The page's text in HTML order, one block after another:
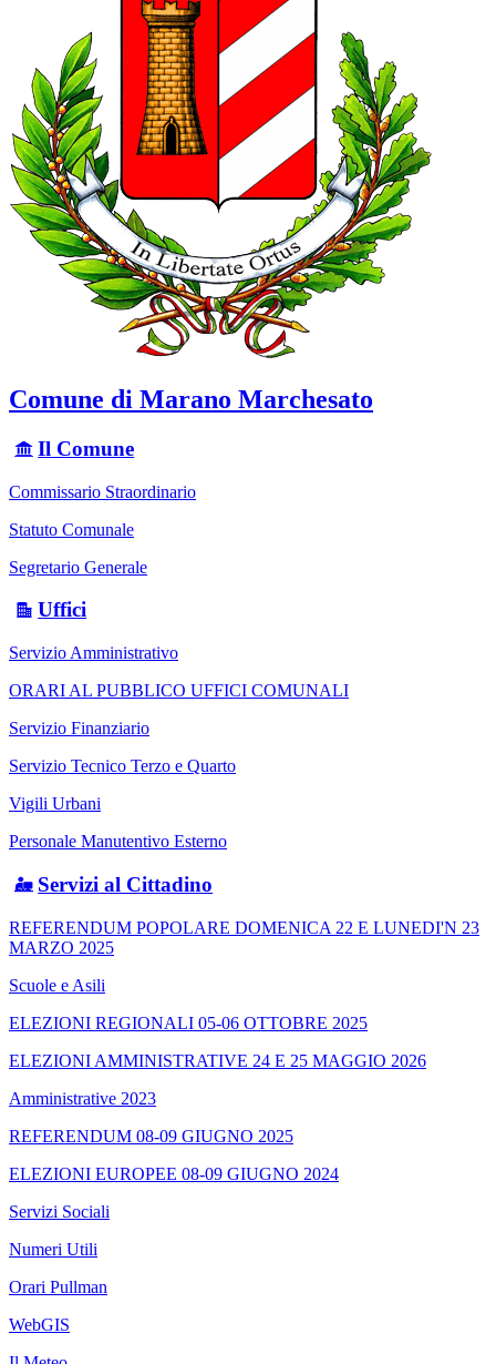
Comune di Marano Marchesato
Il Comune
Commissario Straordinario
Statuto Comunale
Segretario Generale
Uffici
Servizio Amministrativo
ORARI AL PUBBLICO UFFICI COMUNALI
Servizio Finanziario
Servizio Tecnico Terzo e Quarto
Vigili Urbani
Personale Manutentivo Esterno
Servizi al Cittadino
REFERENDUM POPOLARE DOMENICA 22 E LUNEDI'N 23
MARZO 2025
Scuole e Asili
ELEZIONI REGIONALI 05-06 OTTOBRE 2025
ELEZIONI AMMINISTRATIVE 24 E 25 MAGGIO 2026
Amministrative 2023
REFERENDUM 08-09 GIUGNO 2025
ELEZIONI EUROPEE 08-09 GIUGNO 2024
Servizi Sociali
Numeri Utili
Orari Pullman
WebGIS